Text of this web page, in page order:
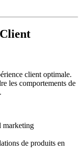
client optimale.
les comportements de
marketing
de produits en